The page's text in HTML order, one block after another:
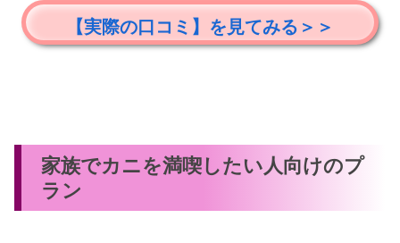
【実際の口コミ】を見てみる＞＞
家族でカニを満喫したい人向けのプ
ラン